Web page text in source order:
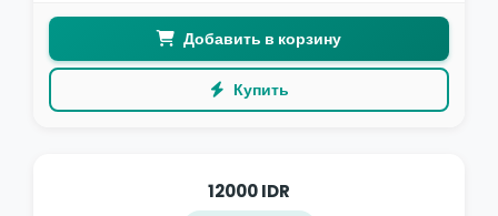
Добавить в корзину
Купить
12000 IDR